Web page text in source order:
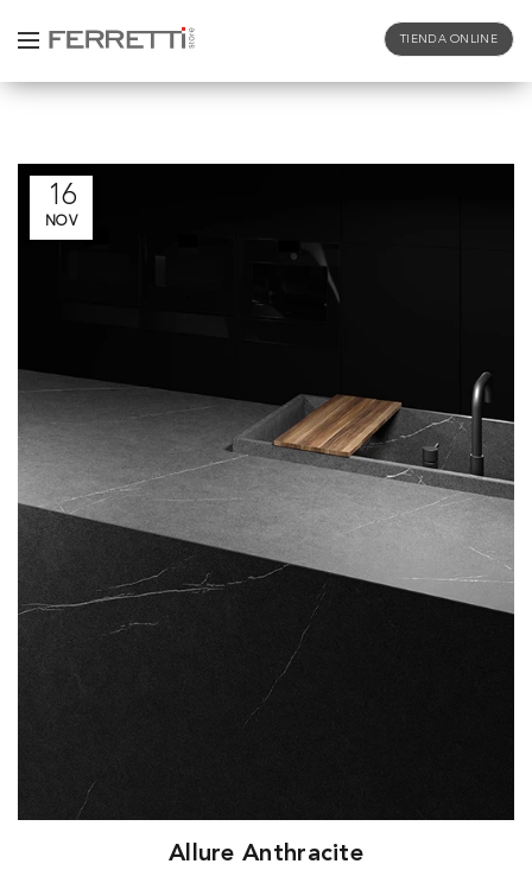
TIENDA ONLINE
16
NOV
Allure Anthracite